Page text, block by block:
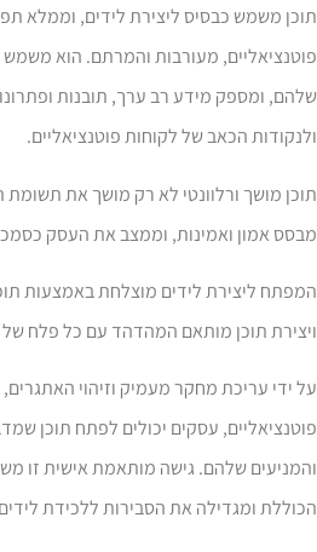
משמש כבסיס ליצירת לידים, וממלא
מעורבות והמרתם. הוא משמש
ומספק מידע רב ערך, תובנות
הכאב של לקוחות פוטנציאליים.
מושך ורלוונטי לא רק מושך את
אמון ואמינות, וממצב את העסק
ליצירת לידים מוצלחת באמצעות
תוכן מותאם המהדהד עם כל פלח של
ידי עריכת מחקר מעמיק וזיהוי האתגרים,
עסקים יכולים לפתח תוכן
שלהם. גישה מותאמת אישית זו
ומגדילה את הסבירות ללכידת לידים